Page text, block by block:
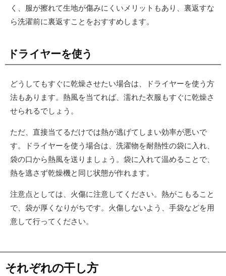
く、服が擦れて生地が傷みにくいメリットもあり、裏返すな
ら洗濯前に裏返すことをおすすめします。
ドライヤーを使う
どうしてもすぐに乾燥させたい場合は、ドライヤーを使う方
法もあります。熱風を当てれば、濡れた衣服もすぐに乾燥さ
せられるでしょう。
ただ、直接当てるだけでは熱が逃げてしまい効率が悪いで
す。ドライヤーを使う場合は、洗濯物を耐熱性の袋に入れ、
袋の口から熱風を送りましょう。袋に入れて温めることで、
熱を逃さず乾燥機と同じ状態が作れます。
注意点としては、火傷に注意してください。熱がこもること
で、袋が厚くなりがちです。火傷しないよう、手袋などを用
意して行ってください。
それぞれの干し方